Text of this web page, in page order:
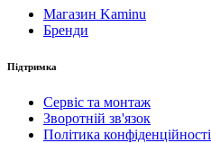
Магазин Kaminu
Бренди
Підтримка
Сервіс та монтаж
Зворотній зв'язок
Політика конфіденційності